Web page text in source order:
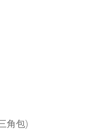
角包)